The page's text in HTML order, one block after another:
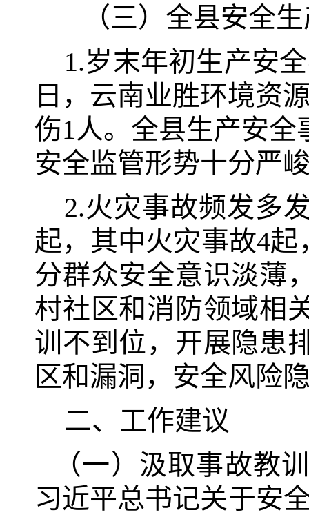
（三）全县安全
1.岁末年初生产安
日，云南业胜环境资
伤1人。全县生产安
安全监管形势十分严
2.火灾事故频发多
起，其中火灾事故4
分群众安全意识淡薄
村社区和消防领域相
训不到位，开展隐患
区和漏洞，安全风险
二、工作建议
（一）汲取事故教
习近平总书记关于安